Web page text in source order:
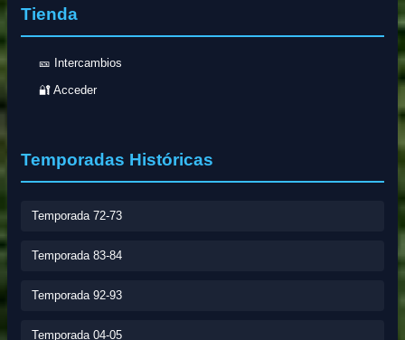
Tienda
🎫 Intercambios
🔐 Acceder
Temporadas Históricas
Temporada 72-73
Temporada 83-84
Temporada 92-93
Temporada 04-05